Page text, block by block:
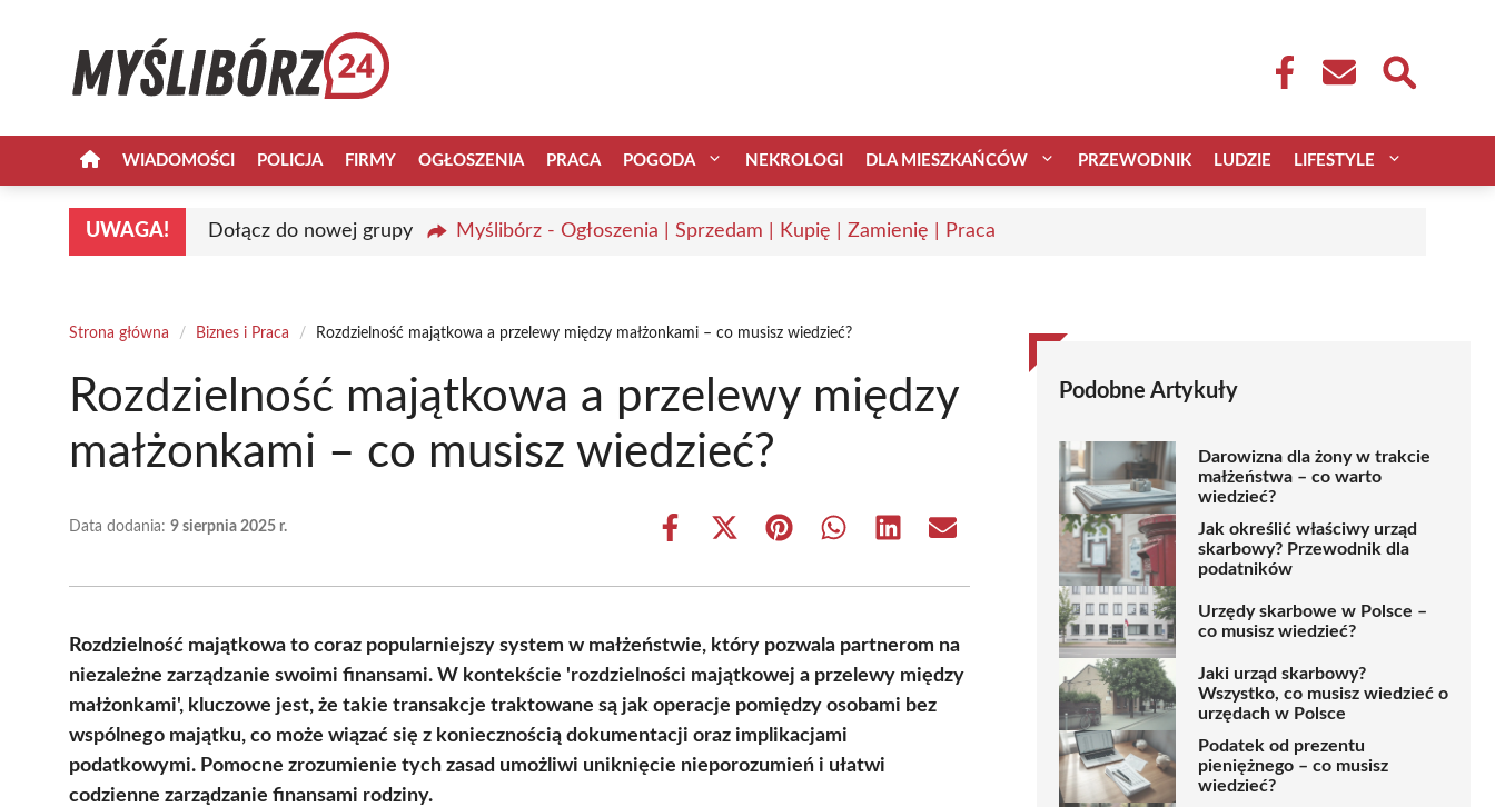
WIADOMOŚCI POLICJA FIRMY OGŁOSZENIA PRACA POGODA NEKROLOGI DLA MIESZKAŃCÓW PRZEWODNIK LUDZIE LIFESTYLE
UWAGA! Dołącz do nowej grupy Myślibórz - Ogłoszenia | Sprzedam | Kupię | Zamienię | Praca
Strona główna / Biznes i Praca / Rozdzielność majątkowa a przelewy między małżonkami – co musisz wiedzieć?
Rozdzielność majątkowa a przelewy między
małżonkami – co musisz wiedzieć?
Data dodania: 9 sierpnia 2025 r.
Share
Share
(Twitter)
Share Share Share Share
Rozdzielność majątkowa to coraz popularniejszy system w małżeństwie, który pozwala partnerom na
niezależne zarządzanie swoimi finansami. W kontekście 'rozdzielności majątkowej a przelewy między
małżonkami', kluczowe jest, że takie transakcje traktowane są jak operacje pomiędzy osobami bez
wspólnego majątku, co może wiązać się z koniecznością dokumentacji oraz implikacjami
podatkowymi. Pomocne zrozumienie tych zasad umożliwi uniknięcie nieporozumień i ułatwi
codzienne zarządzanie finansami rodziny.
Podobne Artykuły
Darowizna dla żony w trakcie
małżeństwa – co warto
wiedzieć?
Jak określić właściwy urząd
skarbowy? Przewodnik dla
podatników
Urzędy skarbowe w Polsce –
co musisz wiedzieć?
Jaki urząd skarbowy?
Wszystko, co musisz wiedzieć o
urzędach w Polsce
Podatek od prezentu
pieniężnego – co musisz
wiedzieć?